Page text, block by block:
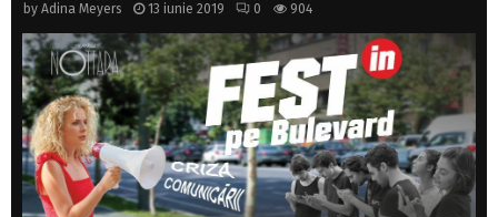
by Adina Meyers 13 iunie 2019 0 904